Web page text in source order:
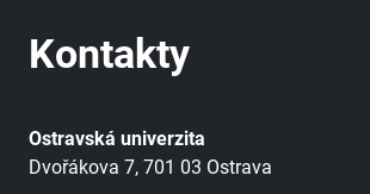
Kontakty
Ostravská univerzita
Dvořákova 7, 701 03 Ostrava